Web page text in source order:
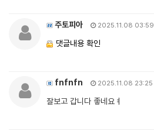
주토피아 2025.11.08 03:59
댓글내용 확인
fnfnfn 2025.11.08 23:25
잘보고 갑니다 좋네요ㅕ